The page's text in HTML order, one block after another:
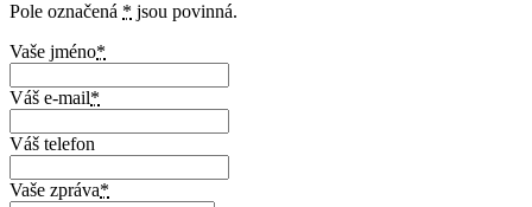
Pole označená * jsou povinná.
Vaše jméno*
Váš e-mail*
Váš telefon
Vaše zpráva*